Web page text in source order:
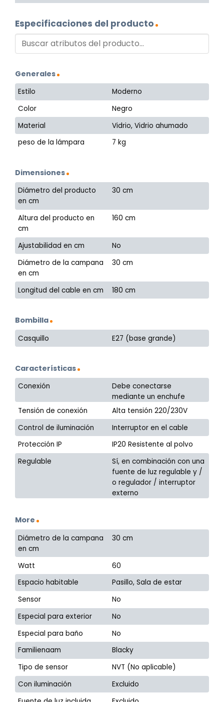
Especificaciones del producto
Generales
Estilo
Moderno
Color
Negro
Material
Vidrio, Vidrio ahumado
peso de la lámpara
7 kg
Dimensiones
Diámetro del producto
en cm
30 cm
Altura del producto en
cm
160 cm
Ajustabilidad en cm
No
Diámetro de la campana
en cm
30 cm
Longitud del cable en cm 180 cm
Bombilla
Casquillo E27 (base grande)
Características
Conexión
Debe conectarse
mediante un enchufe
Tensión de conexión
Alta tensión 220/230V
Control de iluminación
Interruptor en el cable
Protección IP
IP20 Resistente al polvo
Regulable
Sí, en combinación con una
fuente de luz regulable y /
o regulador / interruptor
externo
More
Diámetro de la campana
en cm
30 cm
Watt
60
Espacio habitable
Pasillo, Sala de estar
Sensor
No
Especial para exterior
No
Especial para baño
No
Familienaam
Blacky
Tipo de sensor
NVT (No aplicable)
Con iluminación
Excluido